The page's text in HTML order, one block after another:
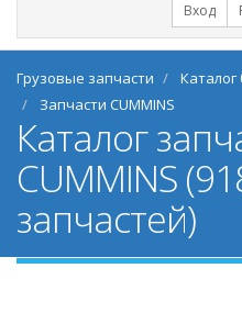
Вход
Грузовые запчасти
Запчасти CUMMINS
Каталог
CUMMINS
запчастей)